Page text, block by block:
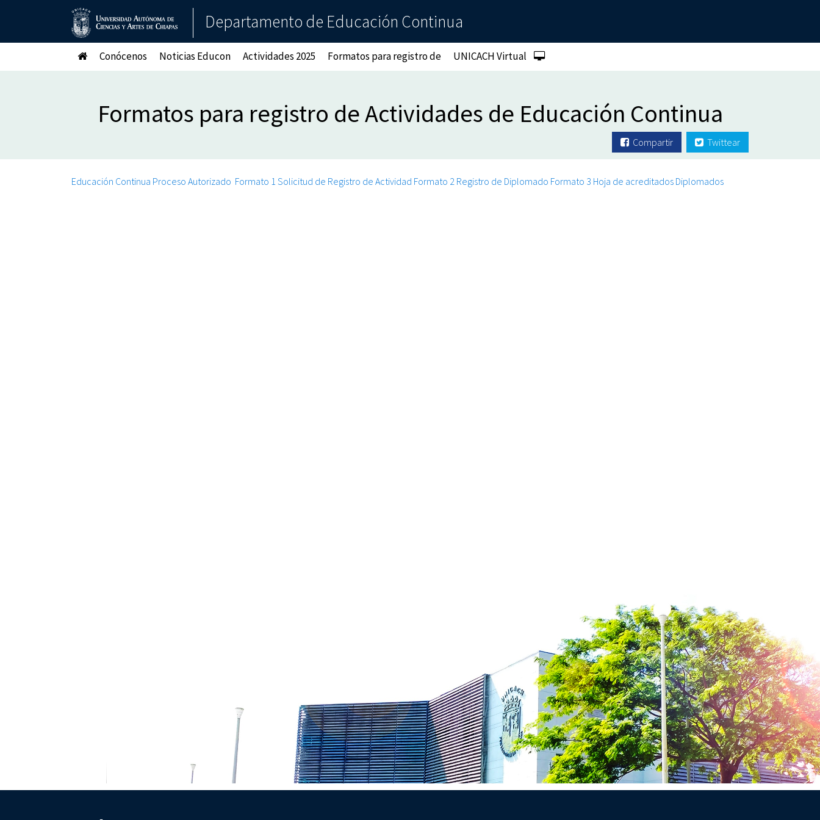
Departamento de Educación Continua
Conócenos Noticias Educon Actividades 2025 Formatos para registro de UNICACH Virtual
Formatos para registro de Actividades de Educación Continua
Compartir Twittear
Educación Continua Proceso Autorizado Formato 1 Solicitud de Registro de Actividad Formato 2 Registro de Diplomado Formato 3 Hoja de acreditados Diplomados